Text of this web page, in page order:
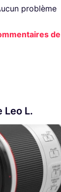
problème
Leo L.